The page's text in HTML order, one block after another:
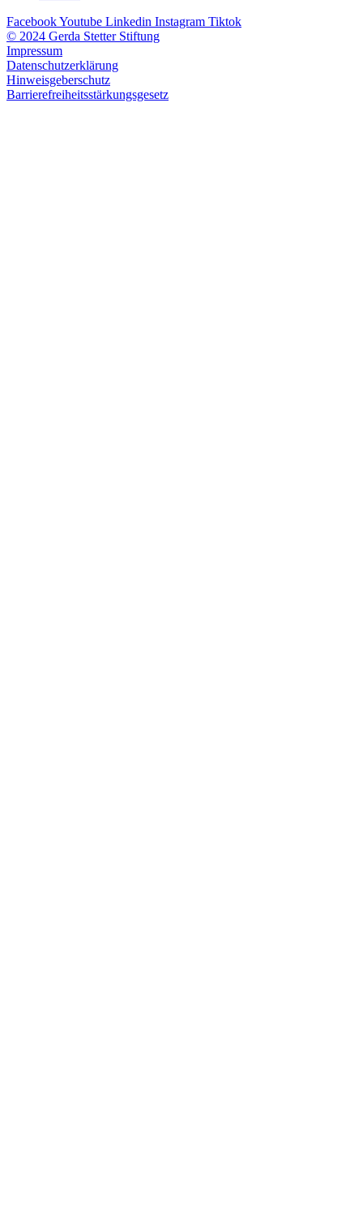
FacebookYoutube Linkedin Instagram Tiktok
© 2024 Gerda Stetter Stiftung
Impressum
Datenschutzerklärung
Hinweisgeberschutz
Barrierefreiheitsstärkungsgesetz